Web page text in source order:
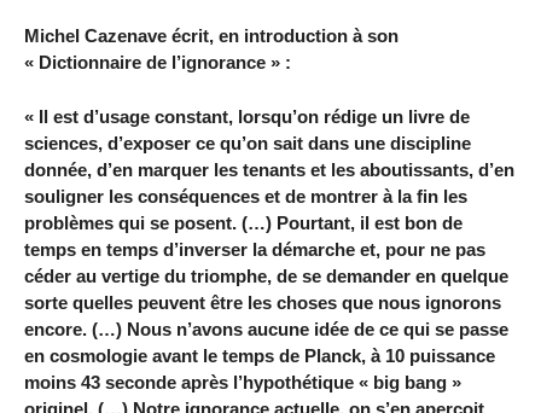
Michel Cazenave écrit, en introduction à son
« Dictionnaire de l’ignorance » :
« Il est d’usage constant, lorsqu’on rédige un livre de
sciences, d’exposer ce qu’on sait dans une discipline
donnée, d’en marquer les tenants et les aboutissants, d’en
souligner les conséquences et de montrer à la fin les
problèmes qui se posent. (…) Pourtant, il est bon de
temps en temps d’inverser la démarche et, pour ne pas
céder au vertige du triomphe, de se demander en quelque
sorte quelles peuvent être les choses que nous ignorons
encore. (…) Nous n’avons aucune idée de ce qui se passe
en cosmologie avant le temps de Planck, à 10 puissance
moins 43 seconde après l’hypothétique « big bang »